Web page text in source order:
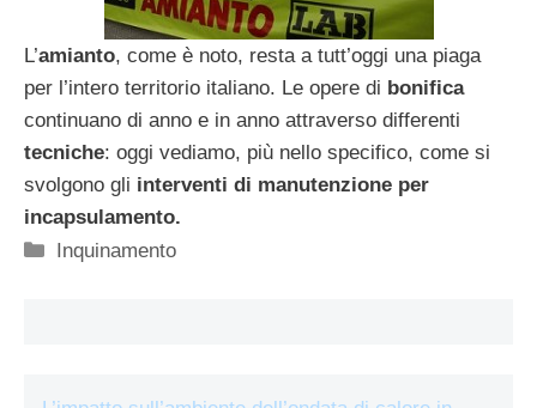
L’amianto, come è noto, resta a tutt’oggi una piaga
per l’intero territorio italiano. Le opere di bonifica
continuano di anno e in anno attraverso differenti
tecniche: oggi vediamo, più nello specifico, come si
svolgono gli interventi di manutenzione per
incapsulamento.
Categorie
Inquinamento